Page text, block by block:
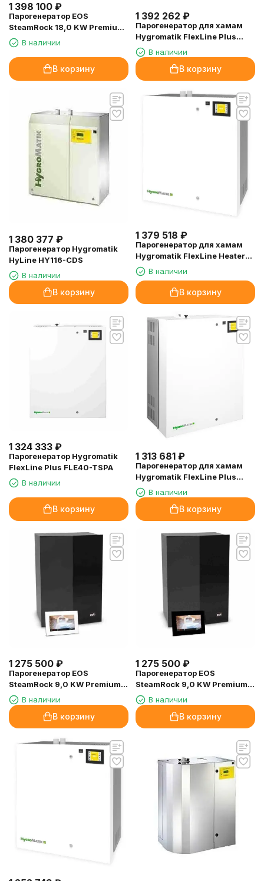
1 398 100 ₽
Парогенератор EOS
SteamRock 18,0 KW Premium
(+Emotouch 3 ,черный)
В наличии
В корзину
1 392 262 ₽
Парогенератор для хамам
Hygromatik FlexLine Plus
FLP30-TSPA, 24.5 кВт
В наличии
В корзину
1 380 377 ₽
Парогенератор Hygromatik
HyLine HY116-CDS
В наличии
В корзину
1 379 518 ₽
Парогенератор для хамам
Hygromatik FlexLine Heater
FLH40-TSPA, 32.6 кВт
В наличии
В корзину
1 324 333 ₽
Парогенератор Hygromatik
FlexLine Plus FLE40-TSPA
В наличии
В корзину
1 313 681 ₽
Парогенератор для хамам
Hygromatik FlexLine Plus
FLP25-TSPA, 20.3 кВт
В наличии
В корзину
1 275 500 ₽
Парогенератор EOS
SteamRock 9,0 KW Premium
(+Emotouch 3 ,белый)
В наличии
В корзину
1 275 500 ₽
Парогенератор EOS
SteamRock 9,0 KW Premium
(+Emotouch 3 ,черный)
В наличии
В корзину